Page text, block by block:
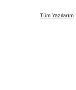
Tüm Yazılarım